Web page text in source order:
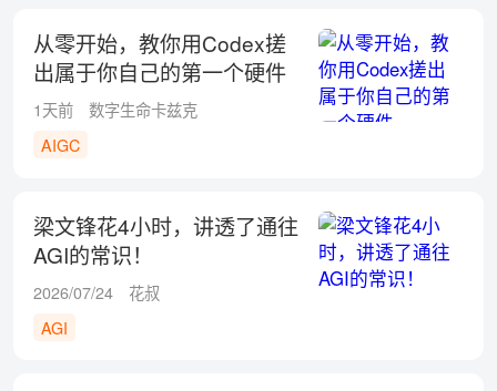
从零开始，教你用Codex搓
出属于你自己的第一个硬件
1天前
数字生命卡兹克
AIGC
梁文锋花4小时，讲透了通往
AGI的常识！
2026/07/24
花叔
AGI